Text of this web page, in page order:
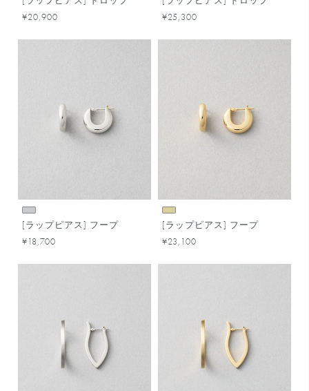
¥20,900
¥25,300
[ラップピアス] フープ
¥18,700
[ラップピアス] フープ
¥23,100